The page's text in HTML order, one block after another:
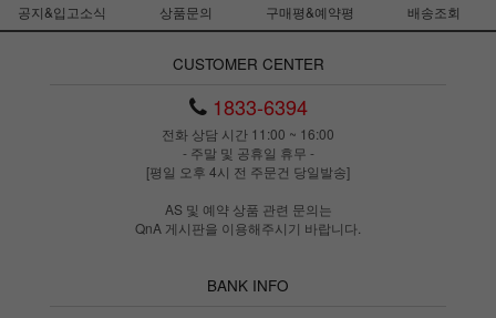
공지&입고소식 상품문의 구매평&예약평 배송조회
CUSTOMER CENTER
1833-6394
전화 상담 시간 11:00 ~ 16:00
- 주말 및 공휴일 휴무 -
[평일 오후 4시 전 주문건 당일발송]
AS 및 예약 상품 관련 문의는
QnA 게시판을 이용해주시기 바랍니다.
BANK INFO